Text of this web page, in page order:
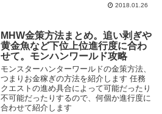
2018.01.26
MHW金策方法まとめ。追い剥ぎや
黄金魚など下位上位進行度に合わ
せて。モンハンワールド攻略
モンスターハンターワールドの金策方法、
つまりお金稼ぎの方法を紹介します 任務
クエストの進め具合によって可能だったり
不可能だったりするので、何個か進行度に
合わせて紹介します